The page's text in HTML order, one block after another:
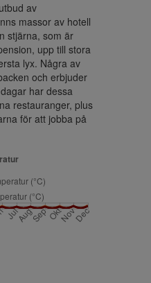
av
massor av hotell
stjärna, som är
upp till stora
lyx. Några av
och erbjuder
har dessa
restauranger, plus
för att jobba på